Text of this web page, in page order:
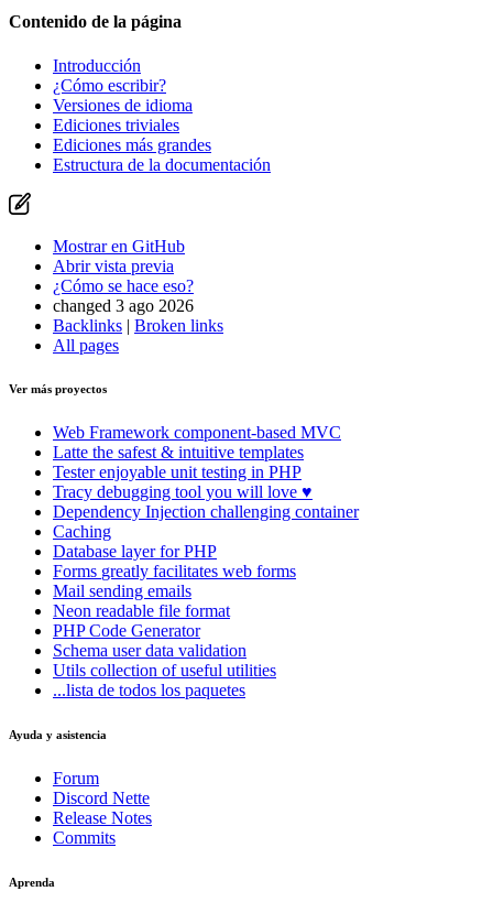
Contenido de la página
Introducción
¿Cómo escribir?
Versiones de idioma
Ediciones triviales
Ediciones más grandes
Estructura de la documentación
Mostrar en GitHub
Abrir vista previa
¿Cómo se hace eso?
changed 3 ago 2026
Backlinks | Broken links
All pages
Ver más proyectos
Web Framework component-based MVC
Latte the safest & intuitive templates
Testerenjoyable unit testing in PHP
Tracy debugging tool you will love ♥
Dependency Injection challenging container
Caching
Database layer for PHP
Forms greatly facilitates web forms
Mail sending emails
Neon readable file format
PHP Code Generator
Schema user data validation
Utils collection of useful utilities
...lista de todos los paquetes
Ayuda y asistencia
Forum
Discord Nette
Release Notes
Commits
Aprenda